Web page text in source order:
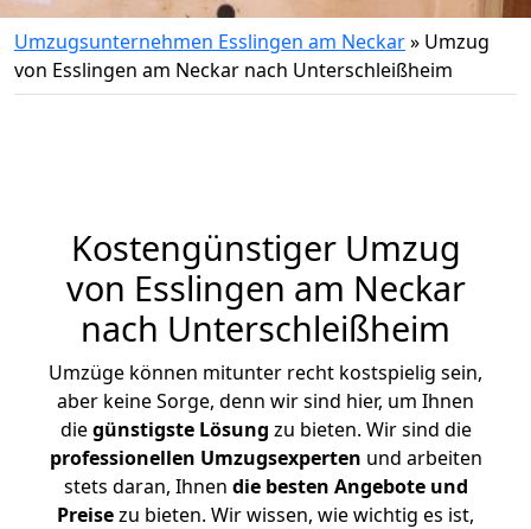
Umzugsunternehmen Esslingen am Neckar» Umzug
von Esslingen am Neckar nach Unterschleißheim
Kostengünstiger Umzug
von Esslingen am Neckar
nach Unterschleißheim
Umzüge können mitunter recht kostspielig sein,
aber keine Sorge, denn wir sind hier, um Ihnen
diegünstigste Lösung zu bieten. Wir sind die
professionellen Umzugsexperten und arbeiten
stets daran, Ihnen die besten Angebote und
Preisezu bieten. Wir wissen, wie wichtig es ist,